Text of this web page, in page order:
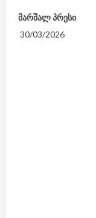
მარშალ პრესი
30/03/2026